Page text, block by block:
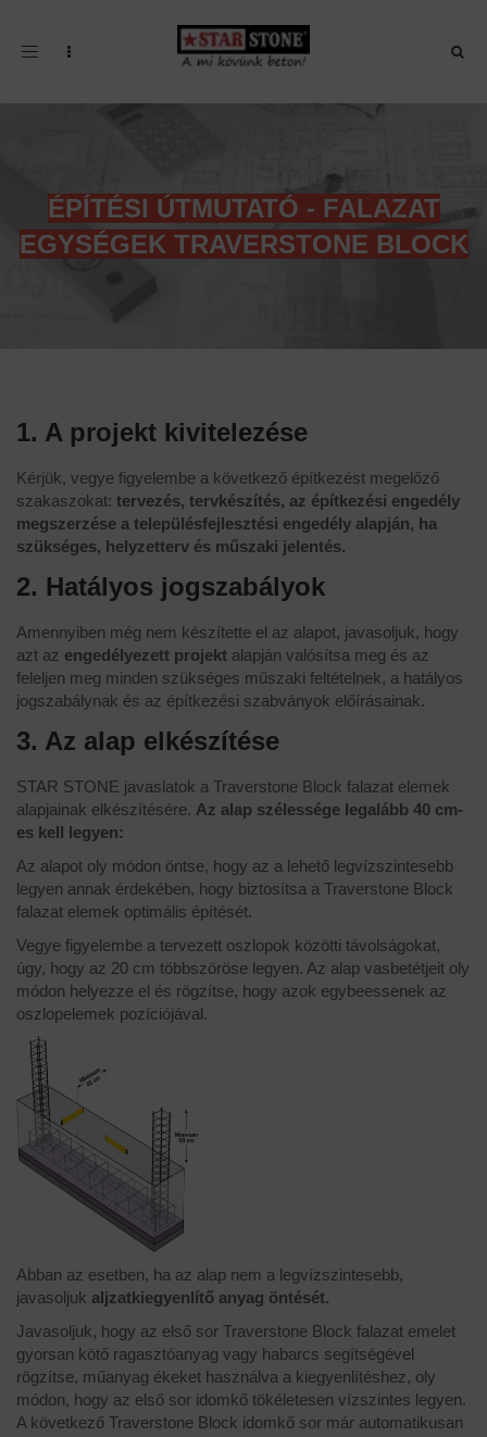
Toggle navigation
ÉPÍTÉSI ÚTMUTATÓ - FALAZAT
EGYSÉGEK TRAVERSTONE BLOCK
1. A projekt kivitelezése
Kérjük, vegye figyelembe a következő építkezést megelőző
szakaszokat: tervezés, tervkészítés, az építkezési engedély
megszerzése a településfejlesztési engedély alapján, ha
szükséges, helyzetterv és műszaki jelentés.
2. Hatályos jogszabályok
Amennyiben még nem készítette el az alapot, javasoljuk, hogy
azt az engedélyezett projekt alapján valósítsa meg és az
feleljen meg minden szükséges műszaki feltételnek, a hatályos
jogszabálynak és az építkezési szabványok előírásainak.
3. Az alap elkészítése
STAR STONE javaslatok a Traverstone Block falazat elemek
alapjainak elkészítésére. Az alap szélessége legalább 40 cm-
es kell legyen:
Az alapot oly módon öntse, hogy az a lehető legvízszintesebb
legyen annak érdekében, hogy biztosítsa a Traverstone Block
falazat elemek optimális építését.
Vegye figyelembe a tervezett oszlopok közötti távolságokat,
úgy, hogy az 20 cm többszöröse legyen. Az alap vasbetétjeit oly
módon helyezze el és rögzítse, hogy azok egybeessenek az
oszlopelemek pozíciójával.
Abban az esetben, ha az alap nem a legvízszintesebb,
javasoljuk aljzatkiegyenlítő anyag öntését.
Javasoljuk, hogy az első sor Traverstone Block falazat emelet
gyorsan kötő ragasztóanyag vagy habarcs segítségével
rögzítse, műanyag ékeket használva a kiegyenlítéshez, oly
módon, hogy az első sor idomkő tökéletesen vízszintes legyen.
A következő Traverstone Block idomkő sor már automatikusan